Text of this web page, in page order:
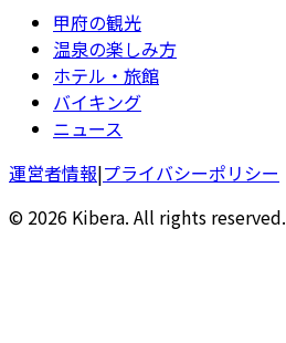
甲府の観光
温泉の楽しみ方
ホテル・旅館
バイキング
ニュース
運営者情報|プライバシーポリシー
© 2026 Kibera. All rights reserved.